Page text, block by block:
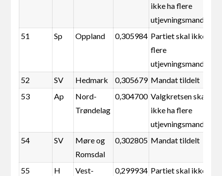
ikke ha flere
utjevningsmandater
51
Sp Oppland 0,305984 Partiet skal ikke ha
flere
utjevningsmandater
52
SV Hedmark 0,305679 Mandat tildelt
53
Ap
Nord-
Trøndelag
0,304700 Valgkretsen skal
ikke ha flere
utjevningsmandater
54
SV
Møre og
Romsdal
0,302805 Mandat tildelt
55 H
Vest-
0,299934 Partiet skal ikke ha